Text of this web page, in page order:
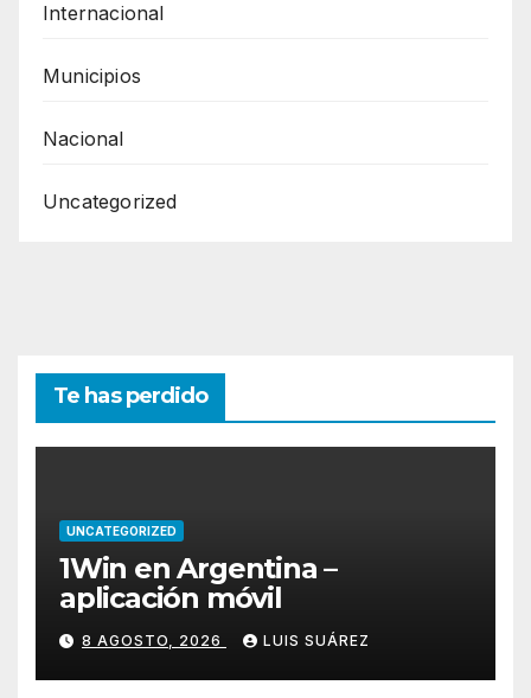
Internacional
Municipios
Nacional
Uncategorized
Te has perdido
UNCATEGORIZED
1Win en Argentina –
aplicación móvil
8 AGOSTO, 2026 LUIS SUÁREZ